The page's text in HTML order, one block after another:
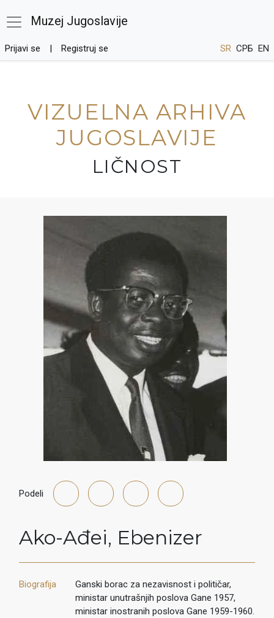
Muzej Jugoslavije
Prijavi se Registruj se SR СРБ EN
VIZUELNA ARHIVA
JUGOSLAVIJE
LIČNOST
Podeli
Ako-Ađei, Ebenizer
Biografija
Ganski borac za nezavisnost i političar,
ministar unutrašnjih poslova Gane 1957,
ministar inostranih poslova Gane 1959-1960.